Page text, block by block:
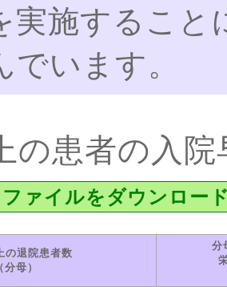
実施すること
でいます。
の患者の入
ファイルをダウンロー
の退院患者数
（分母）
分